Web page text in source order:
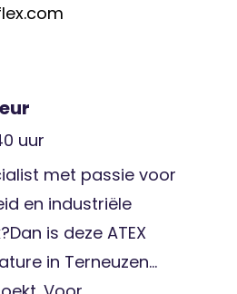
uur
met passie voor
en industriële
is deze ATEX
in Terneuzen